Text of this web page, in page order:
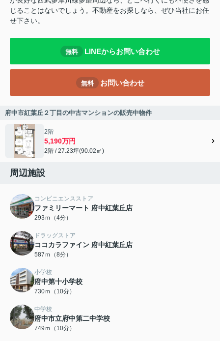
じることはないでしょう。不動産をお探しなら、ぜひ当社にお任
せ下さい。
無料 LINEからお問い合わせ
無料 お問い合わせ
府中市紅葉丘２丁目の中古マンションの販売中物件
2階
5,190万円
2階 / 27.23坪(90.02㎡)
周辺施設
コンビニエンスストア
ファミリーマート 府中紅葉丘店
293ｍ（4分）
ドラッグストア
ココカラファイン 府中紅葉丘店
587ｍ（8分）
小学校
府中第十小学校
730ｍ（10分）
中学校
府中市立府中第二中学校
749ｍ（10分）